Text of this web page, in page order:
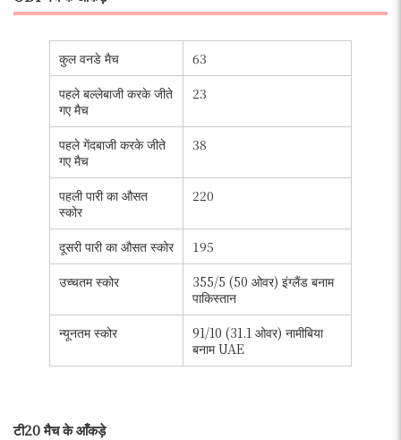
कुल वनडे मैच
63
पहले बल्लेबाजी करके जीते
गए मैच
23
पहले गेंदबाजी करके जीते
गए मैच
38
पहली पारी का औसत
स्कोर
220
दूसरी पारी का औसत स्कोर
195
उच्चतम स्कोर
355/5 (50 ओवर) इंग्लैंड बनाम
पाकिस्तान
न्यूनतम स्कोर
91/10 (31.1 ओवर) नामीबिया
बनाम UAE
टी20 मैच के आँकड़े